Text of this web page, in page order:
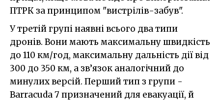
ПТРК за принципом "вистрілів-забув".
У третій групі наявні всього два типи
дронів. Вони мають максимальну швидкість
до 110 км/год, максимальну дальність дії від
300 до 350 км, а зв’язок аналогічний до
минулих версій. Перший тип з групи -
Barracuda 7 призначений для евакуації, й